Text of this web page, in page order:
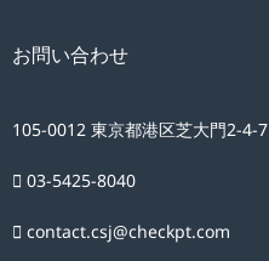
お問い合わせ
105-0012 東京都港区芝大門2-4-
03-5425-8040
contact.csj@checkpt.com